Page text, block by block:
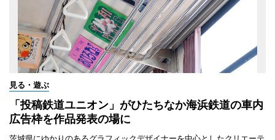
見る・遊ぶ
「投稿鉄道ユニオン」がひたちなか海浜鉄道の車内
広告枠を作品発表の場に